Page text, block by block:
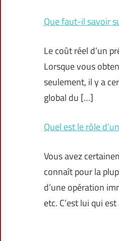
Que faut-il savoir
Le coût réel d’un
Lorsque vous
seulement, il y a
global du […]
Quel est le rôle
Vous avez
connaît pour la
d’une opération
etc. C’est lui qui